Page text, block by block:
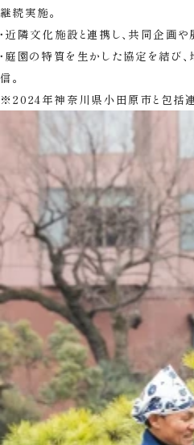
継続実施。
・近隣文化施設と連携し、共同企画や
・庭園の特質を生かした協定を結び
信。
※2024年神奈川県小田原市と包括連